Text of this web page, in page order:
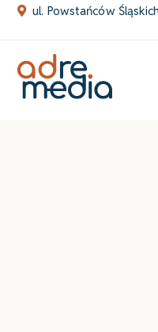
Skip ul. Powstańców